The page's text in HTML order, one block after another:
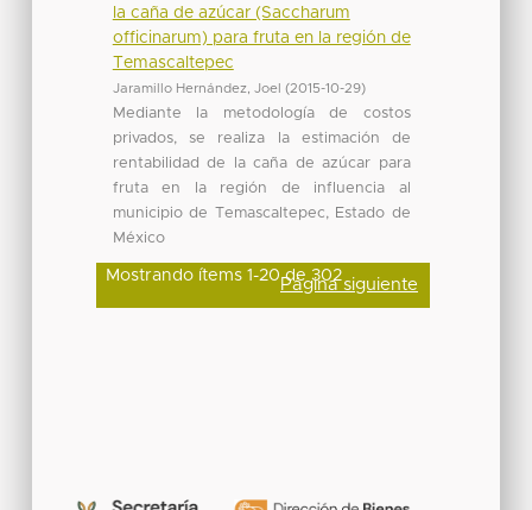
la caña de azúcar (Saccharum
officinarum) para fruta en la región de
Temascaltepec
Jaramillo Hernández, Joel (2015-10-29)
Mediante la metodología de costos
privados, se realiza la estimación de
rentabilidad de la caña de azúcar para
fruta en la región de influencia al
municipio de Temascaltepec, Estado de
México
Mostrando ítems 1-20 de 302Página siguiente